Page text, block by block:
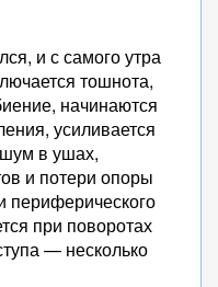
и с самого утра
тошнота,
начинаются
усиливается
шум в ушах,
и потери опоры
периферического
при поворотах
— несколько